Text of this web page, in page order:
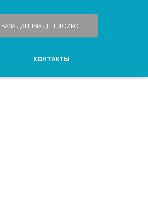
БАЗА ДАННЫХ ДЕТЕЙ СИРОТ
КОНТАКТЫ